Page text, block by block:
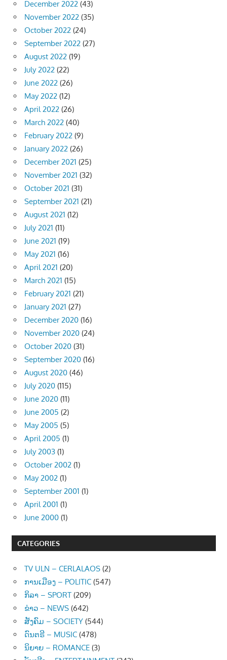
December 2022 (43)
November 2022 (35)
October 2022 (24)
September 2022 (27)
August 2022 (19)
July 2022 (22)
June 2022 (26)
May 2022 (12)
April 2022 (26)
March 2022 (40)
February 2022 (9)
January 2022 (26)
December 2021 (25)
November 2021 (32)
October 2021 (31)
September 2021 (21)
August 2021 (12)
July 2021 (11)
June 2021 (19)
May 2021 (16)
April 2021 (20)
March 2021 (15)
February 2021 (21)
January 2021 (27)
December 2020 (16)
November 2020 (24)
October 2020 (31)
September 2020 (16)
August 2020 (46)
July 2020 (115)
June 2020 (11)
June 2005 (2)
May 2005 (5)
April 2005 (1)
July 2003 (1)
October 2002 (1)
May 2002 (1)
September 2001 (1)
April 2001 (1)
June 2000 (1)
CATEGORIES
TV ULN – CERLALAOS (2)
ການເມືອງ – POLITIC (547)
ກິລາ – SPORT (209)
ຂ່າວ – NEWS (642)
ສັງຄົມ – SOCIETY (544)
ດົນຕຣີ – MUSIC (478)
ນິຍາຍ – ROMANCE (3)